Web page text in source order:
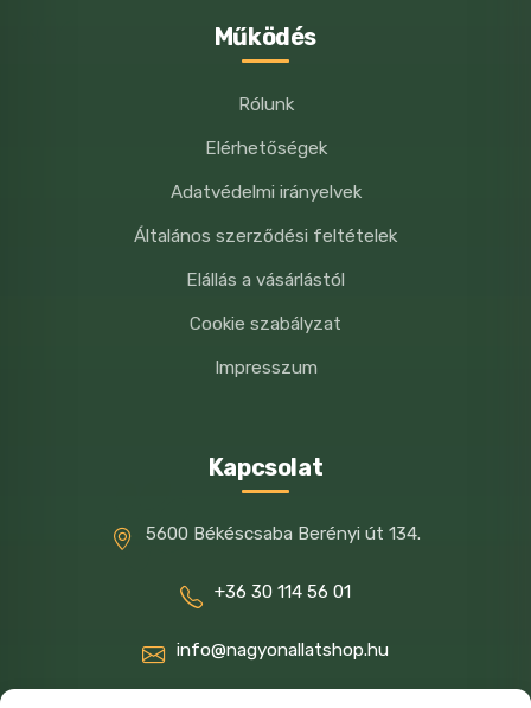
Működés
Rólunk
Elérhetőségek
Adatvédelmi irányelvek
Általános szerződési feltételek
Elállás a vásárlástól
Cookie szabályzat
Impresszum
Kapcsolat
5600 Békéscsaba Berényi út 134.
+36 30 114 56 01
info@nagyonallatshop.hu